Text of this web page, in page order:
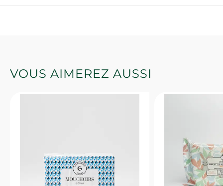
VOUS AIMEREZ AUSSI